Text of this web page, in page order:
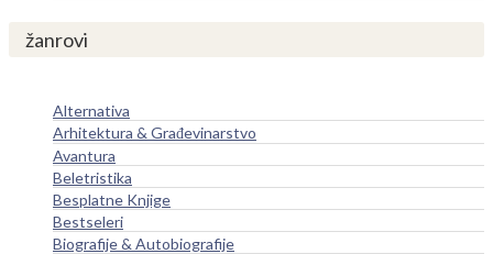
žanrovi
Alternativa
Arhitektura & Građevinarstvo
Avantura
Beletristika
Besplatne Knjige
Bestseleri
Biografije & Autobiografije